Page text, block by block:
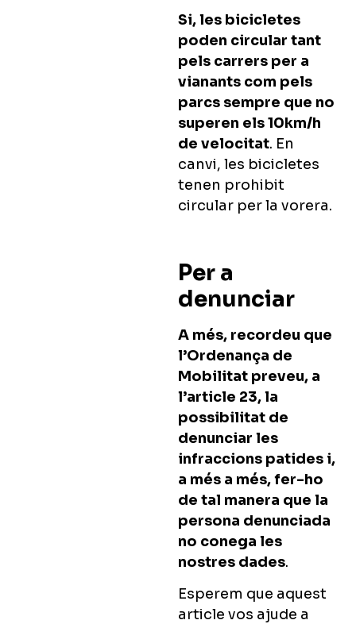
Si, les bicicletes
poden circular tant
pels carrers per a
vianants com pels
parcs sempre que no
superen els 10km/h
de velocitat. En
canvi, les bicicletes
tenen prohibit
circular per la vorera.
Per a
denunciar
A més, recordeu que
l’Ordenança de
Mobilitat preveu, a
l’article 23, la
possibilitat de
denunciar les
infraccions patides i,
a més a més, fer-ho
de tal manera que la
persona denunciada
no conega les
nostres dades.
Esperem que aquest
article vos ajude a